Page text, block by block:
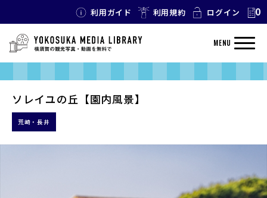
利用ガイド 利用規約 ログイン 0
MENU
ソレイユの丘【園内風景】
荒崎・長井